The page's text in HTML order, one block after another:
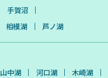
手賀沼
相模湖 芦ノ湖
山中湖 河口湖
木崎湖